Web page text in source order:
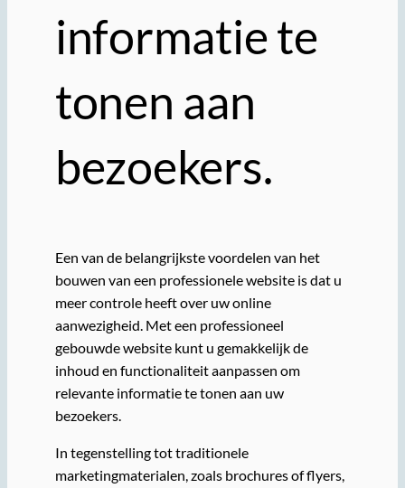
informatie te
tonen aan
bezoekers.
Een van de belangrijkste voordelen van het
bouwen van een professionele website is dat u
meer controle heeft over uw online
aanwezigheid. Met een professioneel
gebouwde website kunt u gemakkelijk de
inhoud en functionaliteit aanpassen om
relevante informatie te tonen aan uw
bezoekers.
In tegenstelling tot traditionele
marketingmaterialen, zoals brochures of flyers,